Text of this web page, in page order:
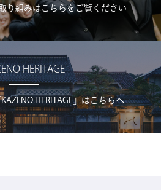
り組みはこちらをご覧ください
HERITAGE
HERITAGE」はこちらへ